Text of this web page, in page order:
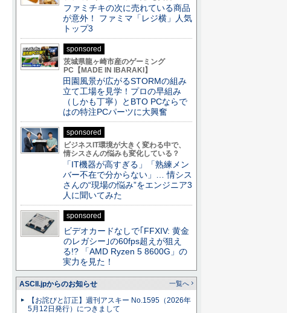
ファミチキの次に売れている商品
が意外！ ファミマ「レジ横」人気
トップ3
sponsored
茨城県龍ヶ崎市産のゲーミング
PC【MADE IN IBARAKI】
田園風景が広がるSTORMの組み
立て工場を見学！プロの早組み
（しかも丁寧）とBTO PCならで
はの特注PCパーツに大興奮
sponsored
ビジネスIT環境が大きく変わる中で、
情シスさんの悩みも変化している？
「IT機器が高すぎる」「熟練メン
バー不在で分からない」… 情シス
さんの“現場の悩み”をエンジニア3
人に聞いてみた
sponsored
ビデオカードなしで｢FFXIV: 黄金
のレガシー｣の60fps超えが狙え
る!? 「AMD Ryzen 5 8600G」の
実力を見た！
ASCII.jpからのお知らせ 一覧へ
【お詫びと訂正】週刊アスキー No.1595（2026年
5月12日発行）につきまして